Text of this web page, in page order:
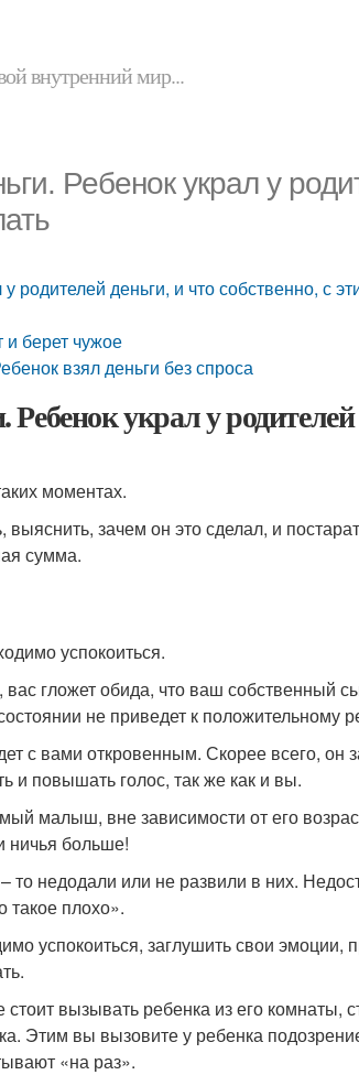
внутренний мир...
Ребенок украл у
родителей деньги, и что собственно, с
берет чужое
взял деньги без спроса
Ребенок украл у
моментах.
зачем он это сделал, и
сумма.
успокоиться.
гложет обида, что ваш собственный
не приведет к положительному
с вами откровенным. Скорее всего, он
и повышать голос, так же как и вы.
малыш, вне зависимости от его
ничья больше!
недодали или не развили в них.
такое плохо».
успокоиться, заглушить свои эмоции,
вызывать ребенка из его комнаты,
Этим вы вызовите у ребенка
«на раз».